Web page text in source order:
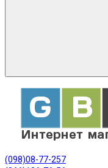
(098)08-77-257